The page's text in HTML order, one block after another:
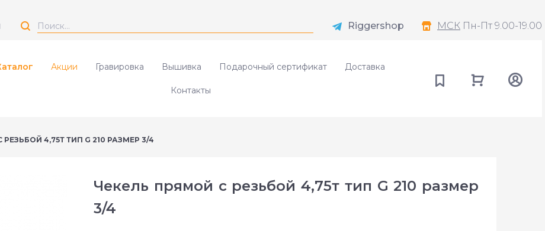
Riggershop МСК Пн-Пт 9.00-19.00
Акции Гравировка Вышивка Подарочный сертификат Доставка
Контакты
4,75Т ТИП G 210 РАЗМЕР 3/4
Чекель прямой с резьбой 4,75т тип G 210 размер
3/4